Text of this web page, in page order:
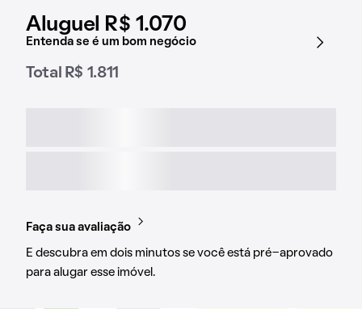
Aluguel R$ 1.070
Entenda se é um bom negócio
Total R$ 1.811
Faça sua avaliação
E descubra em dois minutos se você está pré-aprovado
para alugar esse imóvel.